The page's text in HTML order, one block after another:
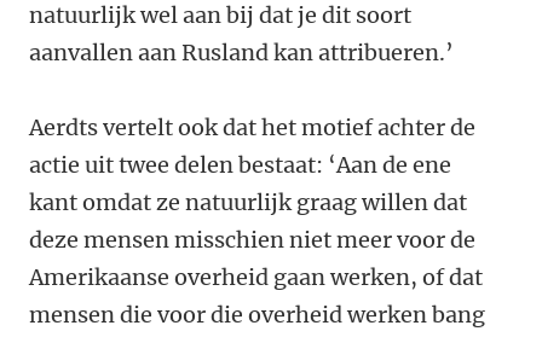
natuurlijk wel aan bij dat je dit soort
aanvallen aan Rusland kan attribueren.’
Aerdts vertelt ook dat het motief achter de
actie uit twee delen bestaat: ‘Aan de ene
kant omdat ze natuurlijk graag willen dat
deze mensen misschien niet meer voor de
Amerikaanse overheid gaan werken, of dat
mensen die voor die overheid werken bang